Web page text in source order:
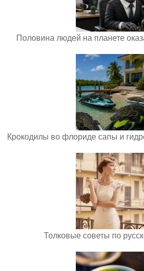
Половина людей на планете
Крокодилы во флориде сапы и
Толковые советы по